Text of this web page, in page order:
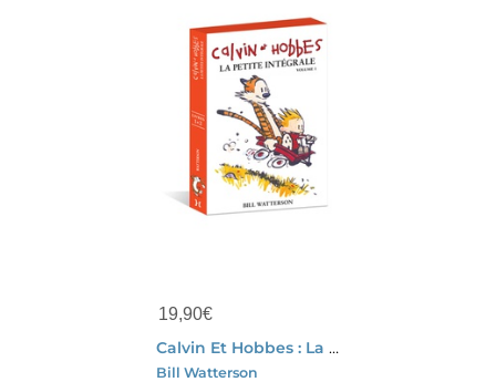
19,90€
Calvin Et Hobbes : La Petite Integrale Tome 1
Bill Watterson